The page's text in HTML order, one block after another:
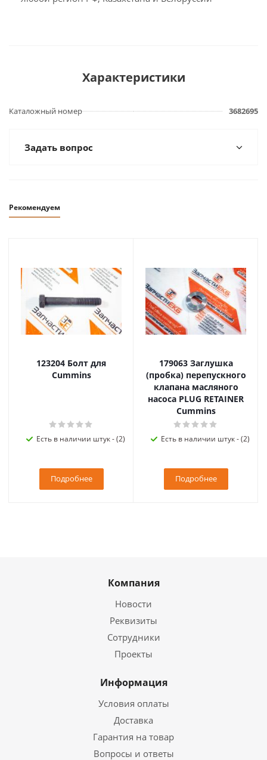
Характеристики
Каталожный номер 3682695
Задать вопрос
Рекомендуем
123204 Болт для
Cummins
Есть в наличии штук - (2)
Подробнее
179063 Заглушка
(пробка) перепускного
клапана масляного
насоса PLUG RETAINER
Cummins
Есть в наличии штук - (2)
Подробнее
Компания
Новости
Реквизиты
Сотрудники
Проекты
Информация
Условия оплаты
Доставка
Гарантия на товар
Вопросы и ответы